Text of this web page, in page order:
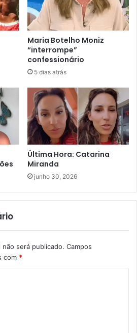
Maria Botelho Moniz
“interrompe”
confessionário
5 dias atrás
Última Hora: Catarina
Miranda
junho 30, 2026
será publicado. Campos
com *